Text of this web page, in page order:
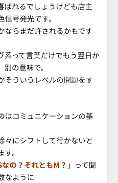
ばれるでしょうけども店主
号発光です。
ならまだ許されるかもです
系って言葉だけでもう翌日か
の意味で。
そういうレベルの問題をす
はコミュニケーションの基
々にシフトして行かないと
。
なの？それともM？ 」って聞
なように